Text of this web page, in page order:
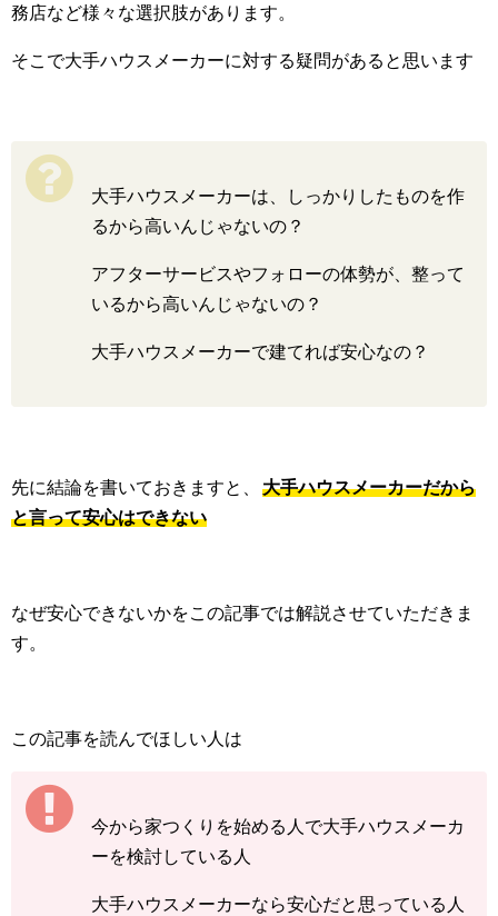
務店など様々な選択肢があります。
そこで大手ハウスメーカーに対する疑問があると思います
大手ハウスメーカーは、しっかりしたものを作
るから高いんじゃないの？
アフターサービスやフォローの体勢が、整って
いるから高いんじゃないの？
大手ハウスメーカーで建てれば安心なの？
先に結論を書いておきますと、
大手ハウスメーカーだから
と言って安心はできない
なぜ安心できないかをこの記事では解説させていただきま
す。
この記事を読んでほしい人は
今から家つくりを始める人で大手ハウスメーカ
ーを検討している人
大手ハウスメーカーなら安心だと思っている人